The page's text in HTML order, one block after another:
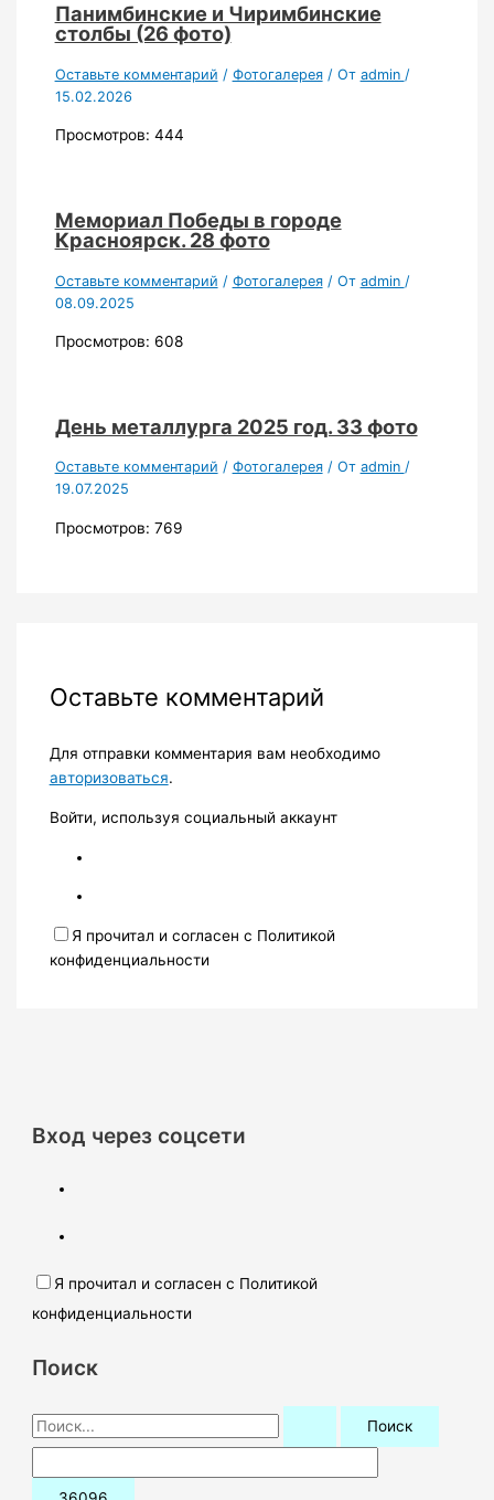
Панимбинские и Чиримбинские
столбы (26 фото)
Оставьте комментарий / Фотогалерея/ От admin /
15.02.2026
Просмотров: 444
Мемориал Победы в городе
Красноярск. 28 фото
Оставьте комментарий / Фотогалерея/ От admin /
08.09.2025
Просмотров: 608
День металлурга 2025 год. 33 фото
Оставьте комментарий / Фотогалерея/ От admin /
19.07.2025
Просмотров: 769
Оставьте комментарий
Для отправки комментария вам необходимо
авторизоваться.
Войти, используя социальный аккаунт
Я прочитал и согласен с Политикой
конфиденциальности
Вход через соцсети
Я прочитал и согласен с Политикой
конфиденциальности
Поиск
П
о
и